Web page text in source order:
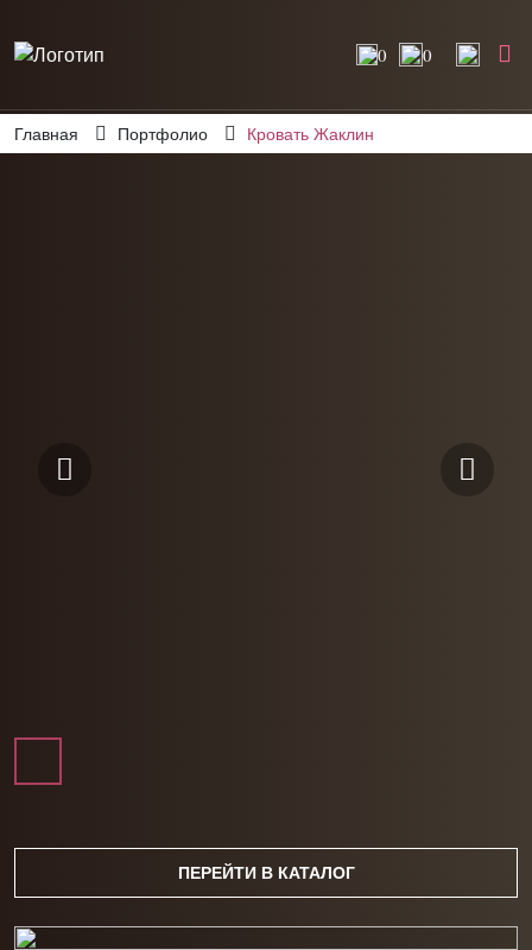
0 0
Главная Портфолио Кровать Жаклин
ПЕРЕЙТИ В КАТАЛОГ